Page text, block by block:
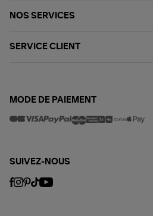
NOS SERVICES
SERVICE CLIENT
MODE DE PAIEMENT
SUIVEZ-NOUS